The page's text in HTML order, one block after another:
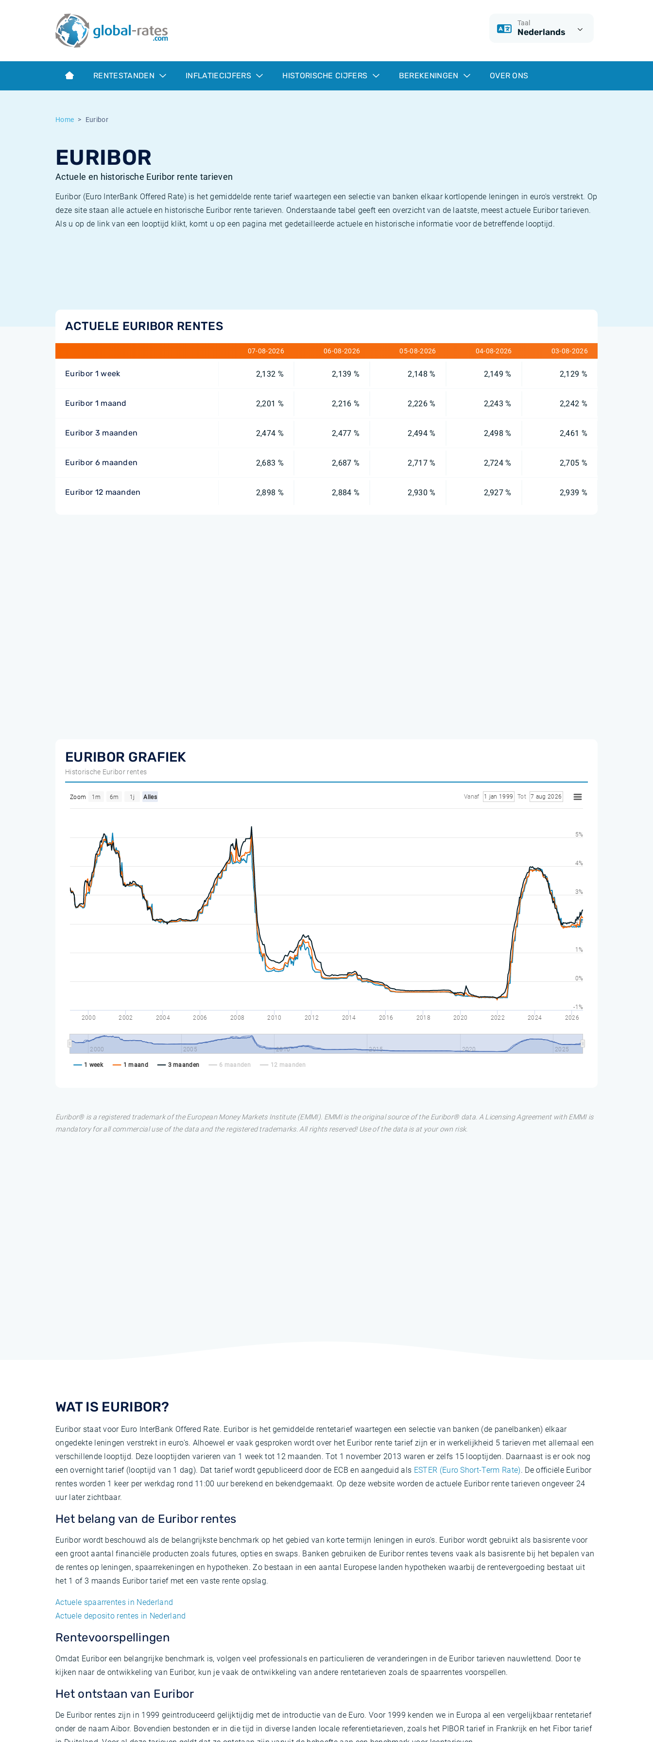
Taal
Nederlands
RENTESTANDEN INFLATIECIJFERS HISTORISCHE CIJFERS BEREKENINGEN OVER ONS
Home Euribor
EURIBOR
Actuele en historische Euribor rente tarieven
Euribor (Euro InterBank Offered Rate) is het gemiddelde rente tarief waartegen een selectie van banken elkaar kortlopende leningen in euro's verstrekt. Op
deze site staan ​​alle actuele en historische Euribor rente tarieven. Onderstaande tabel geeft een overzicht van de laatste, meest actuele Euribor tarieven.
Als u op de link van een looptijd klikt, komt u op een pagina met gedetailleerde actuele en historische informatie voor de betreffende looptijd.
ACTUELE EURIBOR RENTES
07-08-2026 06-08-2026 05-08-2026 04-08-2026 03-08-2026
Euribor 1 week 2,132 % 2,139 % 2,148 % 2,149 % 2,129 %
Euribor 1 maand 2,201 % 2,216 % 2,226 % 2,243 % 2,242 %
Euribor 3 maanden 2,474 % 2,477 % 2,494 % 2,498 % 2,461 %
Euribor 6 maanden 2,683 % 2,687 % 2,717 % 2,724 % 2,705 %
Euribor 12 maanden 2,898 % 2,884 % 2,930 % 2,927 % 2,939 %
EURIBOR GRAFIEK
Historische Euribor rentes
Zoom 1m 6m 1j Alles Vanaf 1 jan 1999 Tot 7 aug 2026
1 week 1 maand 3 maanden 6 maanden 12 maanden
2000 2002 2004 2006 2008 2010 2012 2014 2016 2018 2020 2022 2024 2026
2000 2005 2010 2015 2020 2025
-1%
0%
1%
2%
3%
4%
5%
Euribor® is a registered trademark of the European Money Markets Institute (EMMI). EMMI is the original source of the Euribor® data. A Licensing Agreement with EMMI is
mandatory for all commercial use of the data and the registered trademarks. All rights reserved! Use of the data is at your own risk.
WAT IS EURIBOR?
Euribor staat voor Euro InterBank Offered Rate. Euribor is het gemiddelde rentetarief waartegen een selectie van banken (de panelbanken) elkaar
ongedekte leningen verstrekt in euro's. Alhoewel er vaak gesproken wordt over het Euribor rente tarief zijn er in werkelijkheid 5 tarieven met allemaal een
verschillende looptijd. Deze looptijden varieren van 1 week tot 12 maanden. Tot 1 november 2013 waren er zelfs 15 looptijden. Daarnaast is er ook nog
een overnight tarief (looptijd van 1 dag). Dat tarief wordt gepubliceerd door de ECB en aangeduid als ESTER (Euro Short-Term Rate). De officiële Euribor
rentes worden 1 keer per werkdag rond 11:00 uur berekend en bekendgemaakt. Op deze website worden de actuele Euribor rente tarieven ongeveer 24
uur later zichtbaar.
Het belang van de Euribor rentes
Euribor wordt beschouwd als de belangrijkste benchmark op het gebied van korte termijn leningen in euro's. Euribor wordt gebruikt als basisrente voor
een groot aantal financiële producten zoals futures, opties en swaps. Banken gebruiken de Euribor rentes tevens vaak als basisrente bij het bepalen van
de rentes op leningen, spaarrekeningen en hypotheken. Zo bestaan in een aantal Europese landen hypotheken waarbij de rentevergoeding bestaat uit
het 1 of 3 maands Euribor tarief met een vaste rente opslag.
Actuele spaarrentes in Nederland
Actuele deposito rentes in Nederland
Rentevoorspellingen
Omdat Euribor een belangrijke benchmark is, volgen veel professionals en particulieren de veranderingen in de Euribor tarieven nauwlettend. Door te
kijken naar de ontwikkeling van Euribor, kun je vaak de ontwikkeling van andere rentetarieven zoals de spaarrentes voorspellen.
Het ontstaan van Euribor
De Euribor rentes zijn in 1999 geintroduceerd gelijktijdig met de introductie van de Euro. Voor 1999 kenden we in Europa al een vergelijkbaar rentetarief
onder de naam Aibor. Bovendien bestonden er in die tijd in diverse landen locale referentietarieven, zoals het PIBOR tarief in Frankrijk en het Fibor tarief
Term SOFR
Wat is CPI inflatie?
Wat is HICP inflatie?
Europese inflatie - HICP
Euribor historie
ESTER historie
Historische inflatie
Inflatiecalculator